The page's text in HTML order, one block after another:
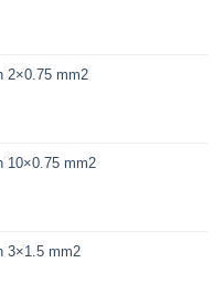
2×0.75 mm2
10×0.75 mm2
3×1.5 mm2